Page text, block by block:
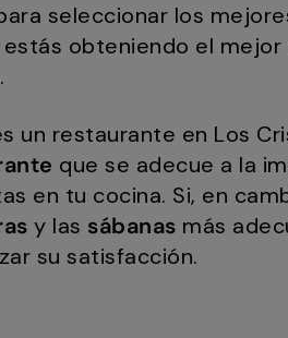
seleccionar los
obteniendo el
un restaurante en Los
que se adecue a la
en tu cocina. Si, en
y las sábanas más
su satisfacción.